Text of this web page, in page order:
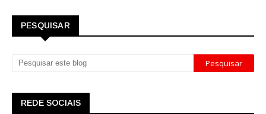
PESQUISAR
REDE SOCIAIS